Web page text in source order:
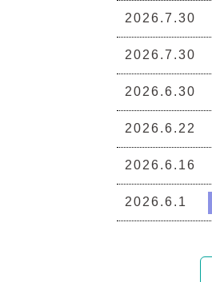
2026.7.30
2026.7.30
2026.6.30
2026.6.22
2026.6.16
2026.6.1